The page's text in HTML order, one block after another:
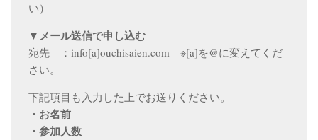
い）
▼メール送信で申し込む
宛先 ：info[a]ouchisaien.com ※[a]を@に変えてくだ
さい。
下記項目も入力した上でお送りください。
・お名前
・参加人数